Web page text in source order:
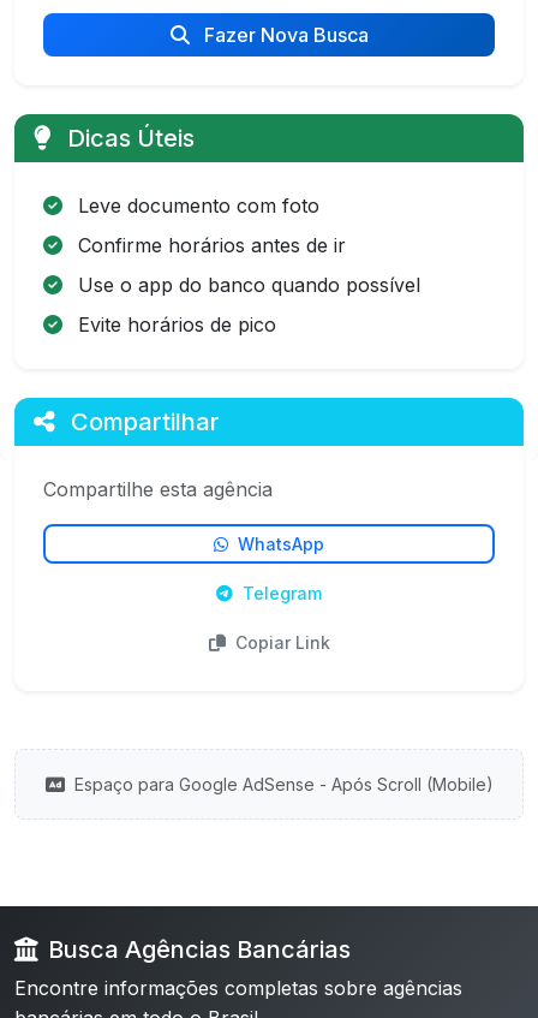
Fazer Nova Busca
Dicas Úteis
Leve documento com foto
Confirme horários antes de ir
Use o app do banco quando possível
Evite horários de pico
Compartilhar
Compartilhe esta agência
WhatsApp
Telegram
Copiar Link
Espaço para Google AdSense - Após Scroll (Mobile)
Busca Agências Bancárias
Encontre informações completas sobre agências